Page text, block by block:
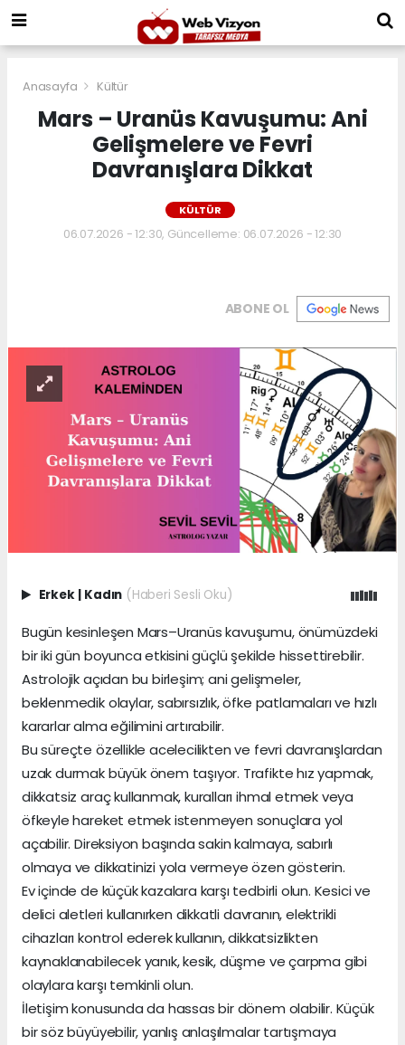
Anasayfa Kültür
Mars – Uranüs Kavuşumu: Ani
Gelişmelere ve Fevri
Davranışlara Dikkat
KÜLTÜR
06.07.2026 - 12:30, Güncelleme: 06.07.2026 - 12:30
ABONE OL
Erkek Kadın (Haberi Sesli Oku)
Bugün kesinleşen Mars–Uranüs kavuşumu, önümüzdeki
bir iki gün boyunca etkisini güçlü şekilde hissettirebilir.
Astrolojik açıdan bu birleşim; ani gelişmeler,
beklenmedik olaylar, sabırsızlık, öfke patlamaları ve hızlı
kararlar alma eğilimini artırabilir.
Bu süreçte özellikle acelecilikten ve fevri davranışlardan
uzak durmak büyük önem taşıyor. Trafikte hız yapmak,
dikkatsiz araç kullanmak, kuralları ihmal etmek veya
öfkeyle hareket etmek istenmeyen sonuçlara yol
açabilir. Direksiyon başında sakin kalmaya, sabırlı
olmaya ve dikkatinizi yola vermeye özen gösterin.
Ev içinde de küçük kazalara karşı tedbirli olun. Kesici ve
delici aletleri kullanırken dikkatli davranın, elektrikli
cihazları kontrol ederek kullanın, dikkatsizlikten
kaynaklanabilecek yanık, kesik, düşme ve çarpma gibi
olaylara karşı temkinli olun.
İletişim konusunda da hassas bir dönem olabilir. Küçük
bir söz büyüyebilir, yanlış anlaşılmalar tartışmaya